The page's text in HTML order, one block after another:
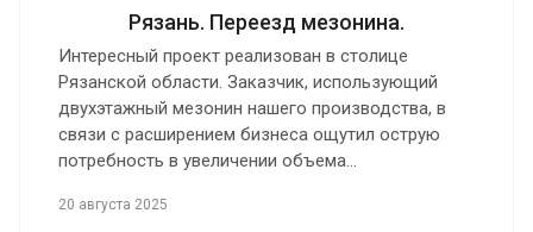
Рязань. Переезд мезонина.
Интересный проект реализован в столице
Рязанской области. Заказчик, использующий
двухэтажный мезонин нашего производства, в
связи с расширением бизнеса ощутил острую
потребность в увеличении объема…
20 августа 2025